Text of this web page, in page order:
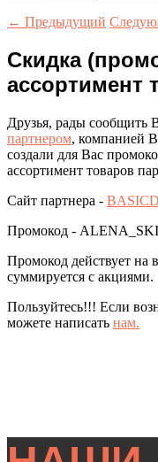
← Предыдущий
Скидка
ассортимент
Друзья, рады сообщить
партнером, компанией
создали для Вас
ассортимент товаров
Сайт партнера -
Промокод -
Промокод действует на
суммируется с акциями.
Пользуйтесь!!! Если
можете написать нам.